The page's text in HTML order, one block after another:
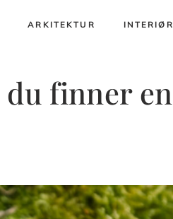
ARKITEKTUR INTERIØR
du finner en